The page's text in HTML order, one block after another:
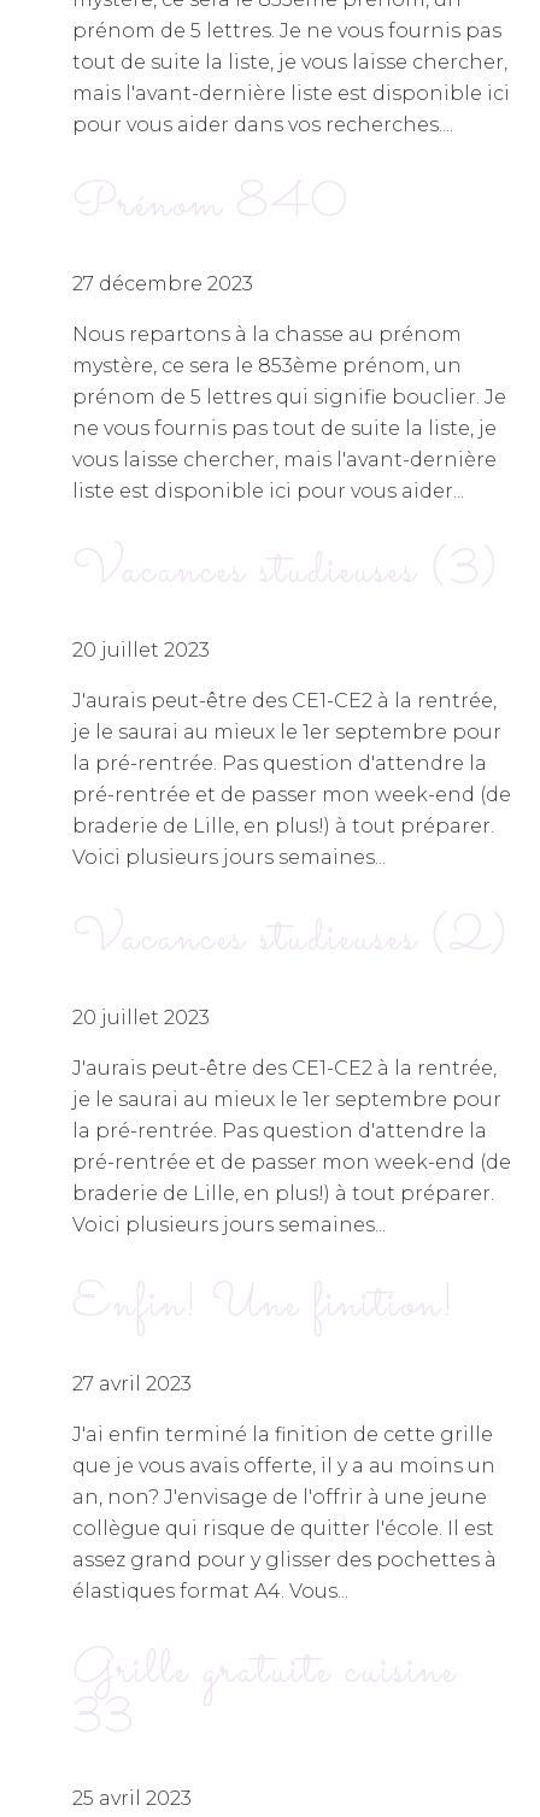
prénom de 5 lettres. Je ne vous fournis pas
tout de suite la liste, je vous laisse chercher,
mais l'avant-dernière liste est disponible ici
pour vous aider dans vos recherches....
Prénom 840
27 décembre 2023
Nous repartons à la chasse au prénom
mystère, ce sera le 853ème prénom, un
prénom de 5 lettres qui signifie bouclier. Je
ne vous fournis pas tout de suite la liste, je
vous laisse chercher, mais l'avant-dernière
liste est disponible ici pour vous aider...
Vacances studieuses (3)
20 juillet 2023
J'aurais peut-être des CE1-CE2 à la rentrée,
je le saurai au mieux le 1er septembre pour
la pré-rentrée. Pas question d'attendre la
pré-rentrée et de passer mon week-end (de
braderie de Lille, en plus!) à tout préparer.
Voici plusieurs jours semaines...
Vacances studieuses (2)
20 juillet 2023
J'aurais peut-être des CE1-CE2 à la rentrée,
je le saurai au mieux le 1er septembre pour
la pré-rentrée. Pas question d'attendre la
pré-rentrée et de passer mon week-end (de
braderie de Lille, en plus!) à tout préparer.
Voici plusieurs jours semaines...
Enfin! Une finition!
27 avril 2023
J'ai enfin terminé la finition de cette grille
que je vous avais offerte, il y a au moins un
an, non? J'envisage de l'offrir à une jeune
collègue qui risque de quitter l'école. Il est
assez grand pour y glisser des pochettes à
élastiques format A4. Vous...
Grille gratuite cuisine
33
25 avril 2023